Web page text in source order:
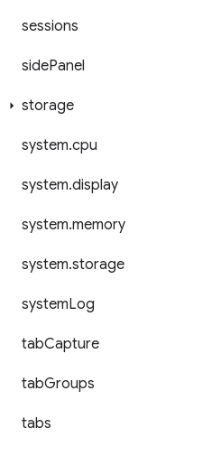
sessions
sidePanel
storage
system.cpu
system.display
system.memory
system.storage
systemLog
tabCapture
tabGroups
tabs